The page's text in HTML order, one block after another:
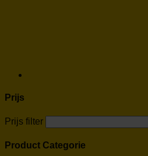
Prijs
Prijs filter
Product Categorie